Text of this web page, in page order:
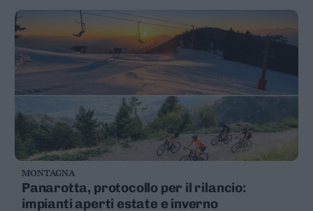
MONTAGNA
Panarotta, protocollo per il rilancio:
impianti aperti estate e inverno